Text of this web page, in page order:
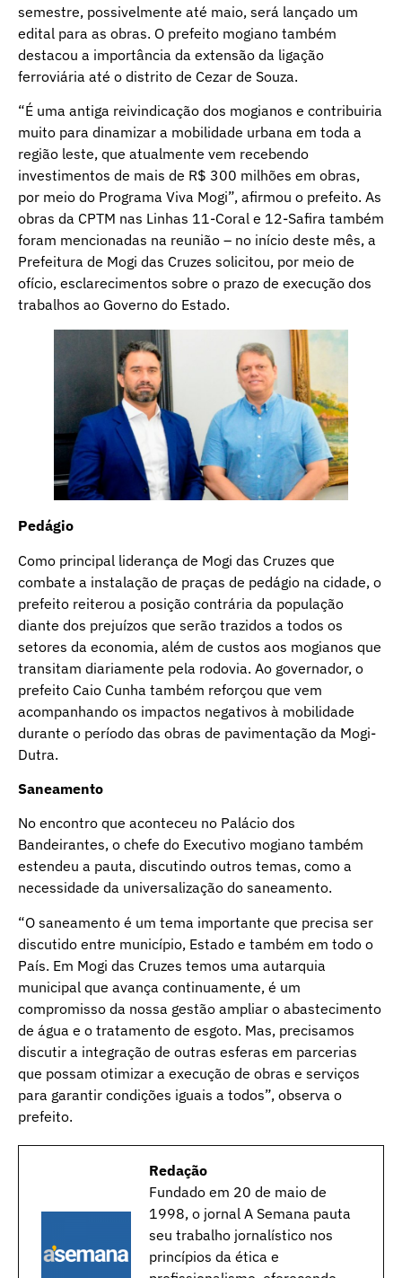
semestre, possivelmente até maio, será lançado um
edital para as obras. O prefeito mogiano também
destacou a importância da extensão da ligação
ferroviária até o distrito de Cezar de Souza.
“É uma antiga reivindicação dos mogianos e contribuiria
muito para dinamizar a mobilidade urbana em toda a
região leste, que atualmente vem recebendo
investimentos de mais de R$ 300 milhões em obras,
por meio do Programa Viva Mogi”, afirmou o prefeito. As
obras da CPTM nas Linhas 11-Coral e 12-Safira também
foram mencionadas na reunião – no início deste mês, a
Prefeitura de Mogi das Cruzes solicitou, por meio de
ofício, esclarecimentos sobre o prazo de execução dos
trabalhos ao Governo do Estado.
Pedágio
Como principal liderança de Mogi das Cruzes que
combate a instalação de praças de pedágio na cidade, o
prefeito reiterou a posição contrária da população
diante dos prejuízos que serão trazidos a todos os
setores da economia, além de custos aos mogianos que
transitam diariamente pela rodovia. Ao governador, o
prefeito Caio Cunha também reforçou que vem
acompanhando os impactos negativos à mobilidade
durante o período das obras de pavimentação da Mogi-
Dutra.
Saneamento
No encontro que aconteceu no Palácio dos
Bandeirantes, o chefe do Executivo mogiano também
estendeu a pauta, discutindo outros temas, como a
necessidade da universalização do saneamento.
“O saneamento é um tema importante que precisa ser
discutido entre município, Estado e também em todo o
País. Em Mogi das Cruzes temos uma autarquia
municipal que avança continuamente, é um
compromisso da nossa gestão ampliar o abastecimento
de água e o tratamento de esgoto. Mas, precisamos
discutir a integração de outras esferas em parcerias
que possam otimizar a execução de obras e serviços
para garantir condições iguais a todos”, observa o
prefeito.
Redação
Fundado em 20 de maio de
1998, o jornal A Semana pauta
seu trabalho jornalístico nos
princípios da ética e